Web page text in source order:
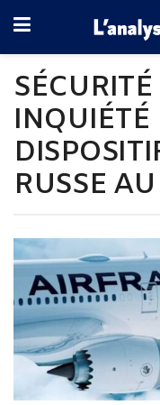
INQUIÉTÉ
RUSSE